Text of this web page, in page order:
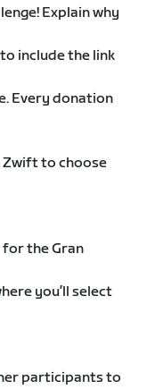
Explain why
include the link
Every donation
Zwift to choose
the Gran
you’ll select
participants to